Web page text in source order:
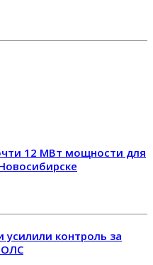
12 МВт мощности для
усилили контроль за